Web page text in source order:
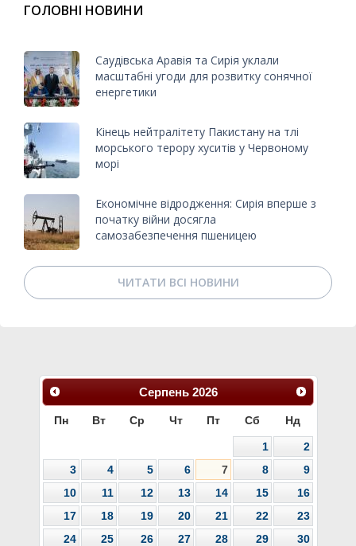
ГОЛОВНІ НОВИНИ
Саудівська Аравія та Сирія уклали
масштабні угоди для розвитку сонячної
енергетики
Кінець нейтралітету Пакистану на тлі
морського терору хуситів у Червоному
морі
Економічне відродження: Сирія вперше з
початку війни досягла
самозабезпечення пшеницею
ЧИТАТИ ВСІ НОВИНИ
Серпень 2026
Пн Вт Ср Чт Пт Сб Нд
1
2
3
4 5 6 7 8
9
10
11 12 13 14 15
16
17
18 19 20 21 22
23
24
25 26 27 28 29
30